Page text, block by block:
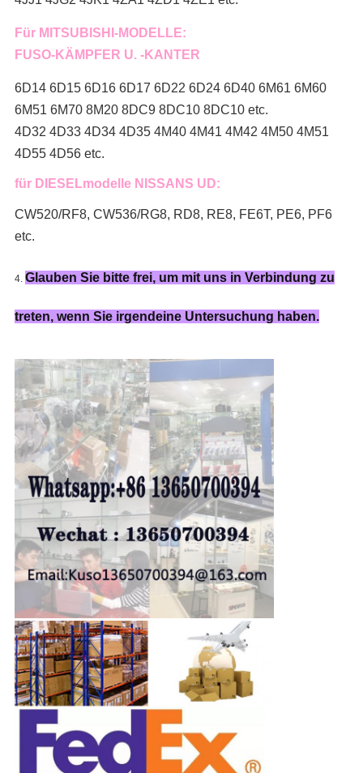
Für MITSUBISHI-MODELLE:
FUSO-KÄMPFER U. -KANTER
6D14 6D15 6D16 6D17 6D22 6D24 6D40 6M61 6M60
6M51 6M70 8M20 8DC9 8DC10 8DC10 etc.
4D32 4D33 4D34 4D35 4M40 4M41 4M42 4M50 4M51
4D55 4D56 etc.
für DIESELmodelle NISSANS UD:
CW520/RF8, CW536/RG8, RD8, RE8, FE6T, PE6, PF6
etc.
4. Glauben Sie bitte frei, um mit uns in Verbindung zu
treten, wenn Sie irgendeine Untersuchung haben.